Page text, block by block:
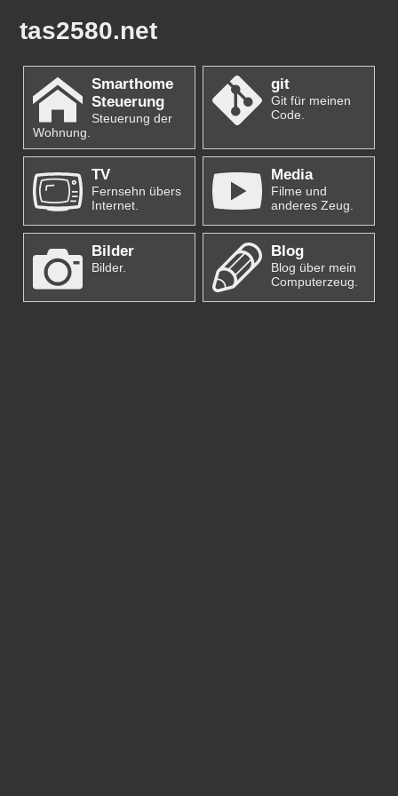
tas2580.net
Smarthome
Steuerung
Steuerung der
Wohnung.
git
Git für meinen
Code.
TV
Fernsehn übers
Internet.
Media
Filme und
anderes Zeug.
Bilder
Bilder.
Blog
Blog über mein
Computerzeug.